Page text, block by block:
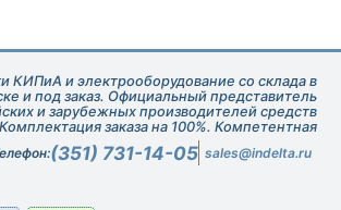
КИПиА и электрооборудование со склада в
и под заказ. Официальный представитель
и зарубежных производителей средств
заказа на 100%. Компетентная
поддержка при подборе оборудования.
(351) 731-14-05 sales@indelta.ru